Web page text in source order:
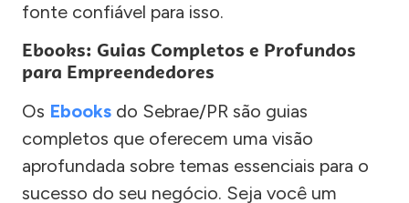
fonte confiável para isso.
Ebooks: Guias Completos e Profundos
para Empreendedores
Os Ebooks do Sebrae/PR são guias
completos que oferecem uma visão
aprofundada sobre temas essenciais para o
sucesso do seu negócio. Seja você um